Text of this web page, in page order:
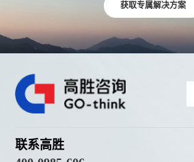
获取专属解决方案
联系高胜